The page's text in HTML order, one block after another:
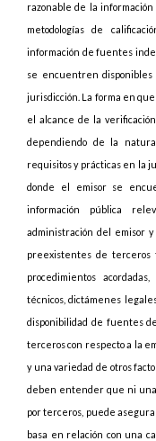
razonable de la
metodologías de
información de fuentes
se encuentren
jurisdicción. La forma en que
el alcance de la
dependiendo de la
requisitos y prácticas en la
donde el emisor se
información pública
administración del emisor
preexistentes de terceros
procedimientos
técnicos, dictámenes
disponibilidad de fuentes
terceros con respecto a la
y una variedad de otros
deben entender que ni una
por terceros, puede
basa en relación con una